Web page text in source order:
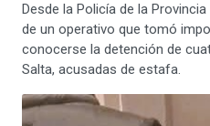
Desde la Policía de la
de un operativo que tomó
conocerse la detención de
Salta, acusadas de estafa.